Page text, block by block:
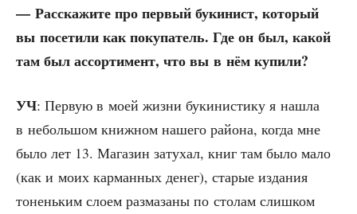
— Рас­ска­жи­те про пер­вый буки­нист, кото­рый
вы посе­ти­ли как поку­па­тель. Где он был, какой
там был ассор­ти­мент, что вы в нём купили?
УЧ: Первую в моей жиз­ни буки­ни­сти­ку я нашла
в неболь­шом книж­ном наше­го рай­о­на, когда мне
было лет 13. Мага­зин зату­хал, книг там было мало
(как и моих кар­ман­ных денег), ста­рые изда­ния
тонень­ким сло­ем раз­ма­за­ны по сто­лам слиш­ком